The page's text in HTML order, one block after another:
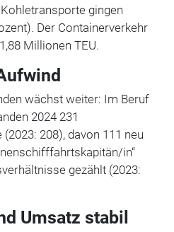
gingen
Der Containerverkehr
Millionen TEU.
wächst weiter: Im Beruf
2024 231
208), davon 111 neu
in“
gezählt (2023:
Umsatz stabil